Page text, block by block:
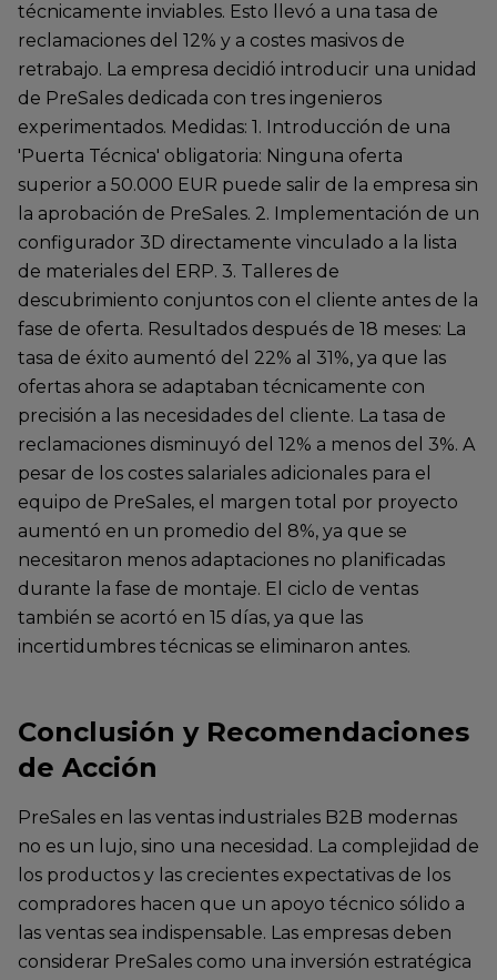
técnicamente inviables. Esto llevó a una tasa de
reclamaciones del 12% y a costes masivos de
retrabajo. La empresa decidió introducir una unidad
de PreSales dedicada con tres ingenieros
experimentados. Medidas: 1. Introducción de una
'Puerta Técnica' obligatoria: Ninguna oferta
superior a 50.000 EUR puede salir de la empresa sin
la aprobación de PreSales. 2. Implementación de un
configurador 3D directamente vinculado a la lista
de materiales del ERP. 3. Talleres de
descubrimiento conjuntos con el cliente antes de la
fase de oferta. Resultados después de 18 meses: La
tasa de éxito aumentó del 22% al 31%, ya que las
ofertas ahora se adaptaban técnicamente con
precisión a las necesidades del cliente. La tasa de
reclamaciones disminuyó del 12% a menos del 3%. A
pesar de los costes salariales adicionales para el
equipo de PreSales, el margen total por proyecto
aumentó en un promedio del 8%, ya que se
necesitaron menos adaptaciones no planificadas
durante la fase de montaje. El ciclo de ventas
también se acortó en 15 días, ya que las
incertidumbres técnicas se eliminaron antes.
Conclusión y Recomendaciones
de Acción
PreSales en las ventas industriales B2B modernas
no es un lujo, sino una necesidad. La complejidad de
los productos y las crecientes expectativas de los
compradores hacen que un apoyo técnico sólido a
las ventas sea indispensable. Las empresas deben
considerar PreSales como una inversión estratégica